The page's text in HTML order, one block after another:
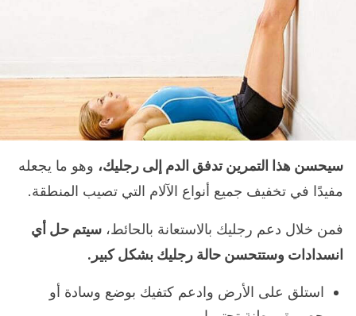
سيحسن هذا التمرين تدفق الدم إلى رجليك، وهو ما يجعله
مفيدًا في تخفيف جميع أنواع الآلام التي تصيب المنطقة.
فمن خلال دعم رجليك بالاستعانة بالحائط، سيتم حل أي
انسدادات وستتحسن حالة رجليك بشكل كبير.
استلق على الأرض وادعم كتفيك بوضع وسادة أو